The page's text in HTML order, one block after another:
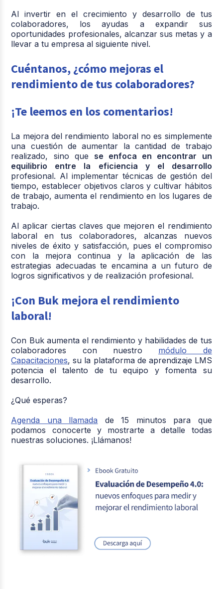
Al invertir en el crecimiento y desarrollo de tus
colaboradores, los ayudas a expandir sus
oportunidades profesionales, alcanzar sus metas y a
llevar a tu empresa al siguiente nivel.
Cuéntanos, ¿cómo mejoras el
rendimiento de tus colaboradores?
¡Te leemos en los comentarios!
La mejora del rendimiento laboral no es simplemente
una cuestión de aumentar la cantidad de trabajo
realizado, sino que se enfoca en encontrar un
equilibrio entre la eficiencia y el desarrollo
profesional. Al implementar técnicas de gestión del
tiempo, establecer objetivos claros y cultivar hábitos
de trabajo, aumenta el rendimiento en los lugares de
trabajo.
Al aplicar ciertas claves que mejoren el rendimiento
laboral en tus colaboradores, alcanzas nuevos
niveles de éxito y satisfacción, pues el compromiso
con la mejora continua y la aplicación de las
estrategias adecuadas te encamina a un futuro de
logros significativos y de realización profesional.
¡Con Buk mejora el rendimiento
laboral!
Con Bukaumenta el rendimiento y habilidades de tus
colaboradores con nuestro módulo de
Capacitaciones, su la plataforma de aprendizaje LMS
potencia el talento de tu equipo y fomenta su
desarrollo.
¿Qué esperas?
Agenda una llamada
de 15 minutos para que
podamos conocerte y mostrarte a detalle todas
nuestras soluciones. ¡Llámanos!